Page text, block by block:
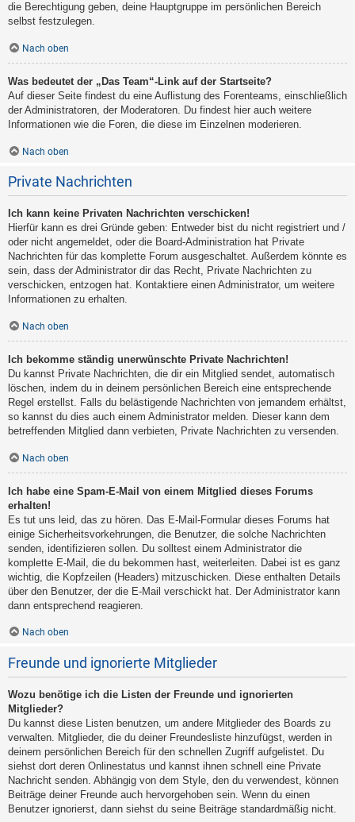
die Berechtigung geben, deine Hauptgruppe im persönlichen Bereich
selbst festzulegen.
Nach oben
Was bedeutet der „Das Team“-Link auf der Startseite?
Auf dieser Seite findest du eine Auflistung des Forenteams, einschließlich
der Administratoren, der Moderatoren. Du findest hier auch weitere
Informationen wie die Foren, die diese im Einzelnen moderieren.
Nach oben
Private Nachrichten
Ich kann keine Privaten Nachrichten verschicken!
Hierfür kann es drei Gründe geben: Entweder bist du nicht registriert und /
oder nicht angemeldet, oder die Board-Administration hat Private
Nachrichten für das komplette Forum ausgeschaltet. Außerdem könnte es
sein, dass der Administrator dir das Recht, Private Nachrichten zu
verschicken, entzogen hat. Kontaktiere einen Administrator, um weitere
Informationen zu erhalten.
Nach oben
Ich bekomme ständig unerwünschte Private Nachrichten!
Du kannst Private Nachrichten, die dir ein Mitglied sendet, automatisch
löschen, indem du in deinem persönlichen Bereich eine entsprechende
Regel erstellst. Falls du belästigende Nachrichten von jemandem erhältst,
so kannst du dies auch einem Administrator melden. Dieser kann dem
betreffenden Mitglied dann verbieten, Private Nachrichten zu versenden.
Nach oben
Ich habe eine Spam-E-Mail von einem Mitglied dieses Forums
erhalten!
Es tut uns leid, das zu hören. Das E-Mail-Formular dieses Forums hat
einige Sicherheitsvorkehrungen, die Benutzer, die solche Nachrichten
senden, identifizieren sollen. Du solltest einem Administrator die
komplette E-Mail, die du bekommen hast, weiterleiten. Dabei ist es ganz
wichtig, die Kopfzeilen (Headers) mitzuschicken. Diese enthalten Details
über den Benutzer, der die E-Mail verschickt hat. Der Administrator kann
dann entsprechend reagieren.
Nach oben
Freunde und ignorierte Mitglieder
Wozu benötige ich die Listen der Freunde und ignorierten
Mitglieder?
Du kannst diese Listen benutzen, um andere Mitglieder des Boards zu
verwalten. Mitglieder, die du deiner Freundesliste hinzufügst, werden in
deinem persönlichen Bereich für den schnellen Zugriff aufgelistet. Du
siehst dort deren Onlinestatus und kannst ihnen schnell eine Private
Nachricht senden. Abhängig von dem Style, den du verwendest, können
Beiträge deiner Freunde auch hervorgehoben sein. Wenn du einen
Benutzer ignorierst, dann siehst du seine Beiträge standardmäßig nicht.